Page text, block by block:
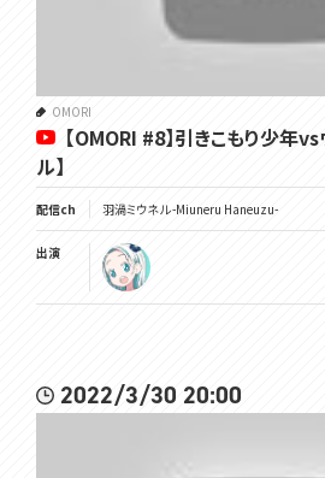
✿誰かを傷つけたり不快にさせる可能性の
ださい！みんなで楽しい配信を作ろう！
✿配信と関係のない方のお名前を出さない
けしてしまうかもしれません！
✿この配信でのネタを他の配信へ、他の配
込まないでください！身内ネタは身内とだけ！
✿ネタバレや匂わせコメントは禁止です！
せてください！
✿私から「どうしてもわかりません教えてく
されるまではヒントを言わないでください
メンバーシップが解禁されました🎉
OMORI
【OMORI #8】引きこもり少年
ル】
配信ch 羽渦ミウネル -Miuneru Haneuzu-
出演
2022/3/30 20:00